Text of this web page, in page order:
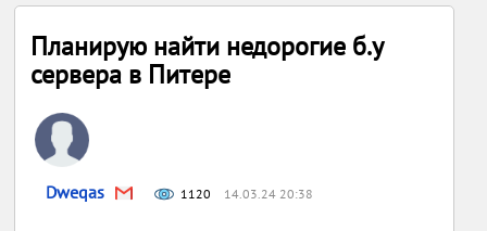
Планирую найти недорогие б.у
сервера в Питере
Dweqas 1120 14.03.24 20:38